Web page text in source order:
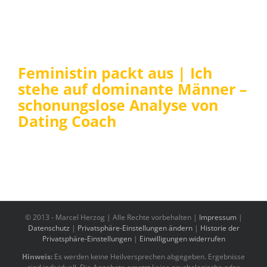
Feministin packt aus | Ich
stehe auf dominante Männer –
schonungslose Analyse von
Dating Coach
© 2013 - Marcel Herzog | Alle Rechte vorbehalten | Impressum |
Datenschutz | Privatsphäre-Einstellungen ändern| Historie der
Privatsphäre-Einstellungen| Einwilligungen widerrufen
Hinweis: Es werden keine Heilversprechen abgegeben. Ergebnisse